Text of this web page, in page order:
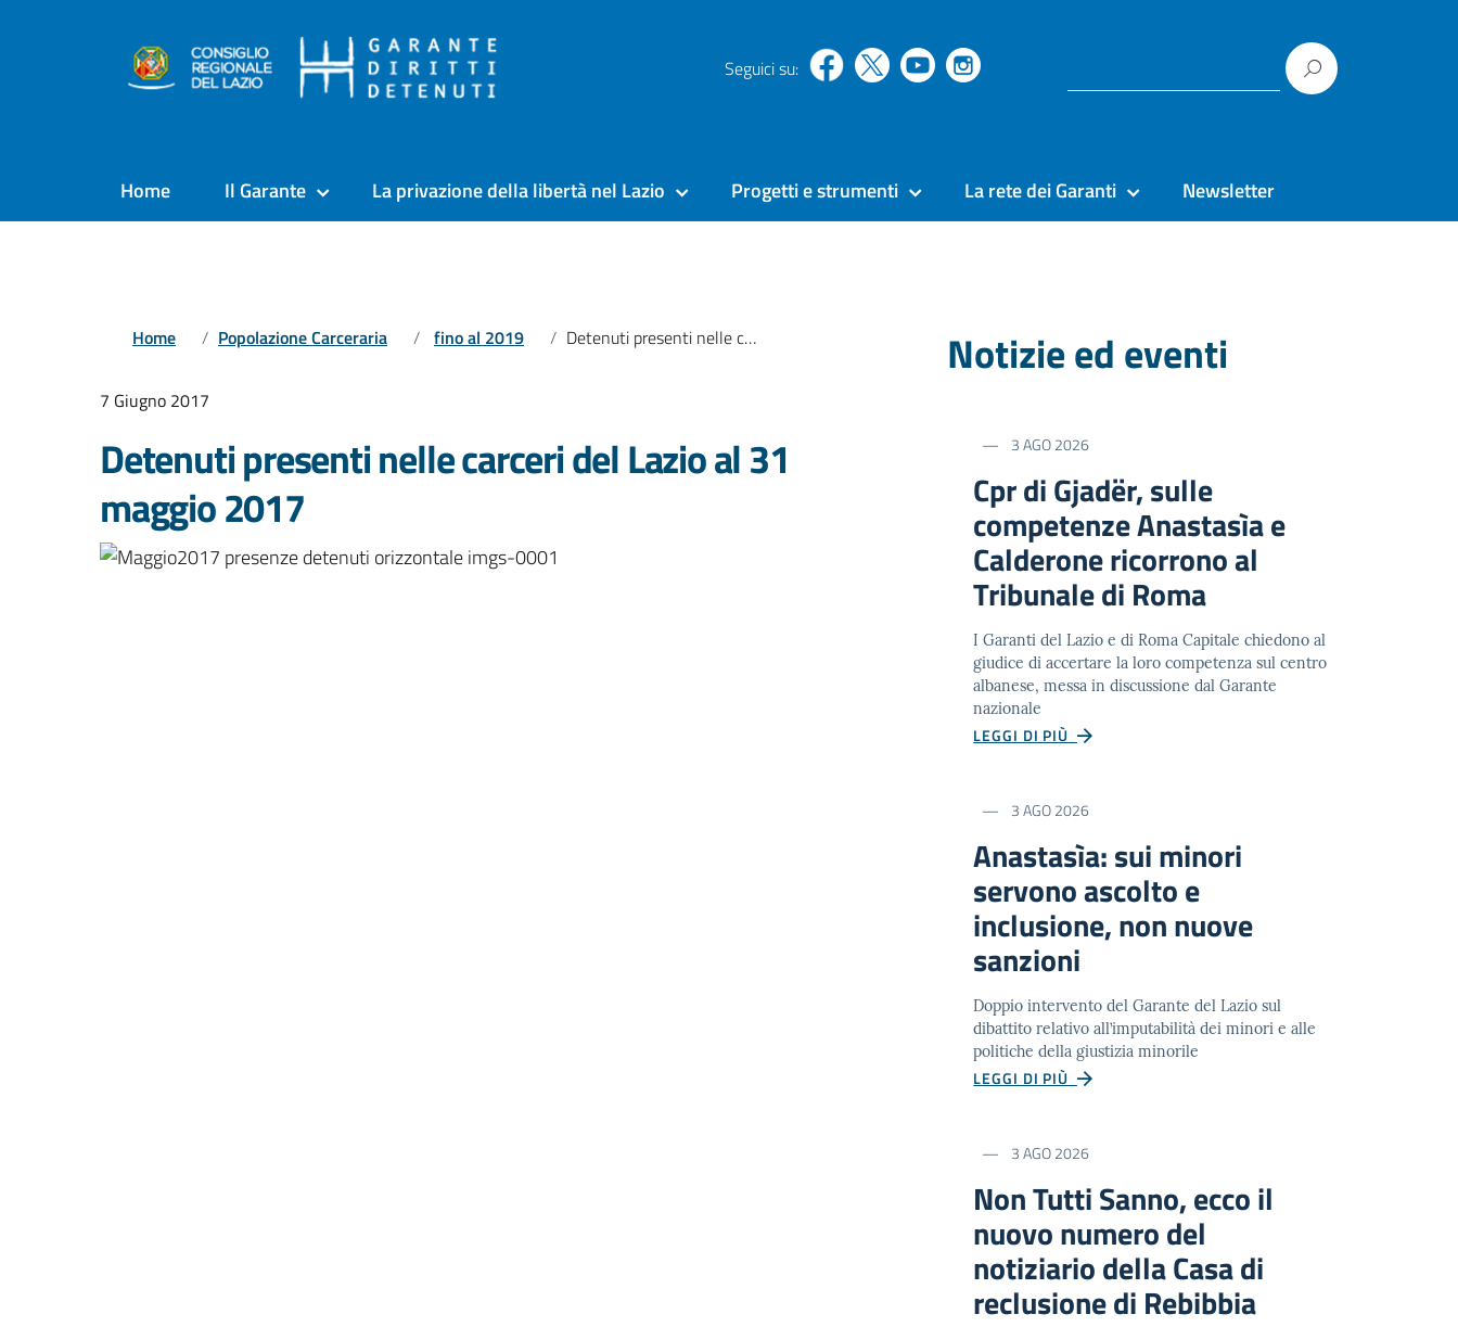
Seguici su:
Home Il Garante La privazione della libertà nel Lazio Progetti e strumenti La rete dei Garanti Newsletter
Home Popolazione Carceraria fino al 2019 Detenuti presenti nelle carceri del Lazio al 31 maggio 2017
7 Giugno 2017
Detenuti presenti nelle carceri del Lazio al 31
maggio 2017
Notizie ed eventi
3 AGO 2026
Cpr di Gjadër, sulle
competenze Anastasìa e
Calderone ricorrono al
Tribunale di Roma
I Garanti del Lazio e di Roma Capitale chiedono al
giudice di accertare la loro competenza sul centro
albanese, messa in discussione dal Garante
nazionale
LEGGI DI PIÙ
3 AGO 2026
Anastasìa: sui minori
servono ascolto e
inclusione, non nuove
sanzioni
Doppio intervento del Garante del Lazio sul
dibattito relativo all’imputabilità dei minori e alle
politiche della giustizia minorile
LEGGI DI PIÙ
3 AGO 2026
Non Tutti Sanno, ecco il
nuovo numero del
notiziario della Casa di
reclusione di Rebibbia